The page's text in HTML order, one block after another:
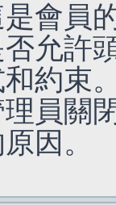
會員
允許
約束
員關
因。